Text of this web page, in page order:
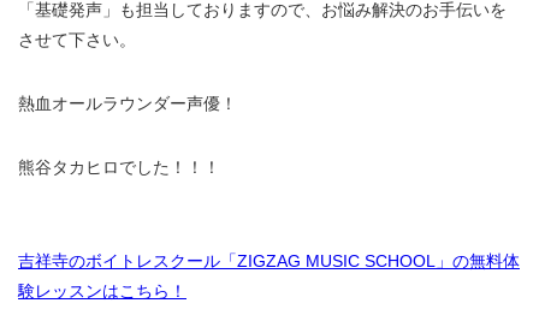
「基礎発声」も担当しておりますので、お悩み解決のお手伝いを
させて下さい。
熱血オールラウンダー声優！
熊谷タカヒロでした！！！
吉祥寺のボイトレスクール「ZIGZAG MUSIC SCHOOL」の無料体
験レッスンはこちら！